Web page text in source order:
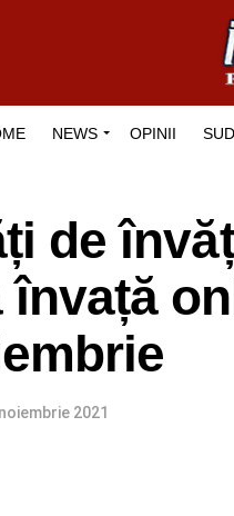
NEWS OPINII
de
învață
2021